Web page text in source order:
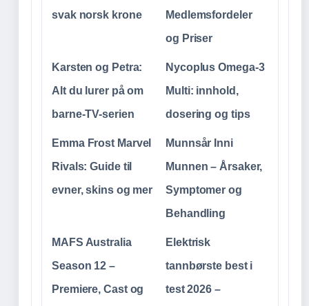
svak norsk krone
Medlemsfordeler
og Priser
Karsten og Petra:
Alt du lurer på om
barne-TV-serien
Nycoplus Omega-3
Multi: innhold,
dosering og tips
Emma Frost Marvel
Rivals: Guide til
evner, skins og mer
Munnsår Inni
Munnen – Årsaker,
Symptomer og
Behandling
MAFS Australia
Season 12 –
Premiere, Cast og
Elektrisk
tannbørste best i
test 2026 –